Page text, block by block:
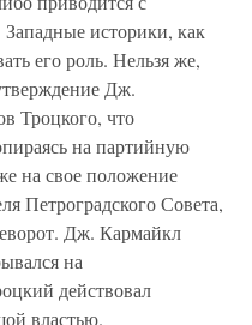
историки, как
его роль. Нельзя же,
Дж.
Троцкого, что
на партийную
на свое положение
Петроградского Совета,
Дж. Кармайкл
на
действовал
властью.